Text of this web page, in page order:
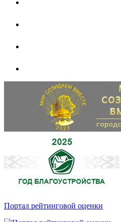
Портал рейтинговой оценки